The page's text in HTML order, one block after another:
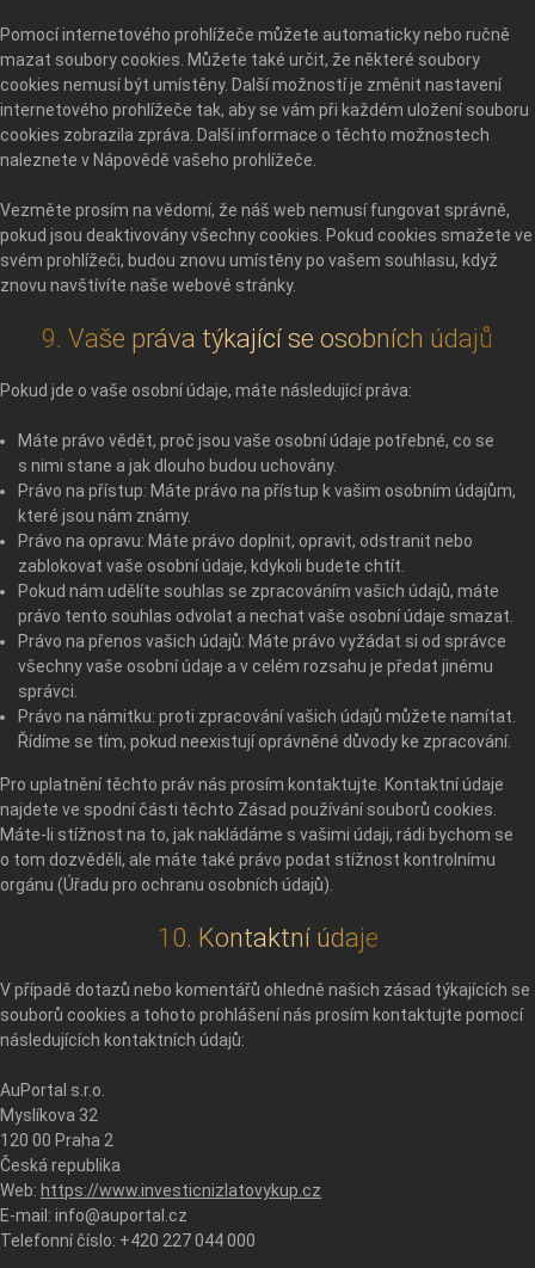
Pomocí internetového prohlížeče můžete automaticky nebo ručně
mazat soubory cookies. Můžete také určit, že některé soubory
cookies nemusí být umístěny. Další možností je změnit nastavení
internetového prohlížeče tak, aby se vám při každém uložení souboru
cookies zobrazila zpráva. Další informace o těchto možnostech
naleznete v Nápovědě vašeho prohlížeče.
Vezměte prosím na vědomí, že náš web nemusí fungovat správně,
pokud jsou deaktivovány všechny cookies. Pokud cookies smažete ve
svém prohlížeči, budou znovu umístěny po vašem souhlasu, když
znovu navštívíte naše webové stránky.
9. Vaše práva týkající se osobních údajů
Pokud jde o vaše osobní údaje, máte následující práva:
Máte právo vědět, proč jsou vaše osobní údaje potřebné, co se
s nimi stane a jak dlouho budou uchovány.
Právo na přístup: Máte právo na přístup k vašim osobním údajům,
které jsou nám známy.
Právo na opravu: Máte právo doplnit, opravit, odstranit nebo
zablokovat vaše osobní údaje, kdykoli budete chtít.
Pokud nám udělíte souhlas se zpracováním vašich údajů, máte
právo tento souhlas odvolat a nechat vaše osobní údaje smazat.
Právo na přenos vašich údajů: Máte právo vyžádat si od správce
všechny vaše osobní údaje a v celém rozsahu je předat jinému
správci.
Právo na námitku: proti zpracování vašich údajů můžete namítat.
Řídíme se tím, pokud neexistují oprávněné důvody ke zpracování.
Pro uplatnění těchto práv nás prosím kontaktujte. Kontaktní údaje
najdete ve spodní části těchto Zásad používání souborů cookies.
Máte-li stížnost na to, jak nakládáme s vašimi údaji, rádi bychom se
o tom dozvěděli, ale máte také právo podat stížnost kontrolnímu
orgánu (Úřadu pro ochranu osobních údajů).
10. Kontaktní údaje
V případě dotazů nebo komentářů ohledně našich zásad týkajících se
souborů cookies a tohoto prohlášení nás prosím kontaktujte pomocí
následujících kontaktních údajů:
AuPortal s.r.o.
Myslíkova 32
120 00 Praha 2
Česká republika
Web: https://www.investicnizlatovykup.cz
E-mail: info@auportal.cz
Telefonní číslo: +420 227 044 000